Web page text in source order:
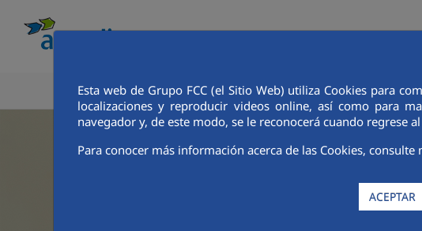
Esta web de Grupo FCC (el Sitio Web) utiliza Cookies para
localizaciones y reproducir videos online, así como para
navegador y, de este modo, se le reconocerá cuando regrese
Para conocer más información acerca de las Cookies, consulte
ACEPTAR
CONOCE AQUALIA ANALISTAS E INVERSORES